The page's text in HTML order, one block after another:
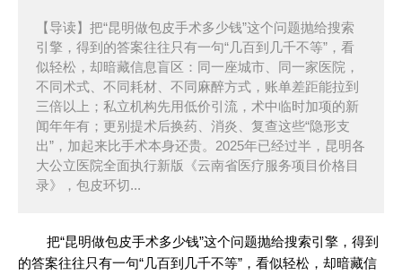
【导读】把“昆明做包皮手术多少钱”这个问题抛给搜索
引擎，得到的答案往往只有一句“几百到几千不等”，看
似轻松，却暗藏信息盲区：同一座城市、同一家医院，
不同术式、不同耗材、不同麻醉方式，账单差距能拉到
三倍以上；私立机构先用低价引流，术中临时加项的新
闻年年有；更别提术后换药、消炎、复查这些“隐形支
出”，加起来比手术本身还贵。2025年已经过半，昆明各
大公立医院全面执行新版《云南省医疗服务项目价格目
录》，包皮环切...
把“昆明做包皮手术多少钱”这个问题抛给搜索引擎，得到
的答案往往只有一句“几百到几千不等”，看似轻松，却暗藏信